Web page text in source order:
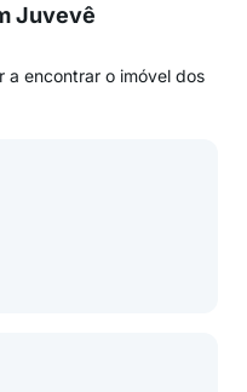
Juvevê
a encontrar o imóvel dos